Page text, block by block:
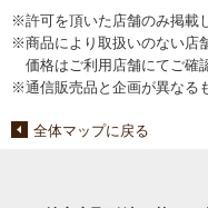
※許可を頂いた店舗のみ掲載
※商品により取扱いのない店
価格はご利用店舗にてご確
※通信販売品と企画が異なる
全体マップに戻る